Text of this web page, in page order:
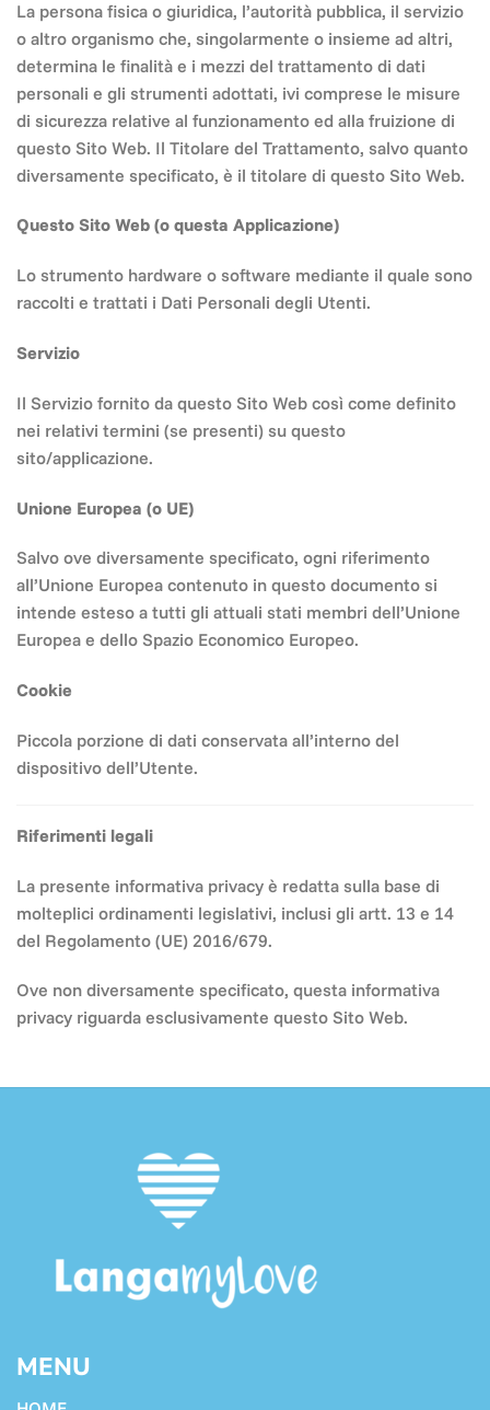
La persona fisica o giuridica, l’autorità pubblica, il servizio
o altro organismo che, singolarmente o insieme ad altri,
determina le finalità e i mezzi del trattamento di dati
personali e gli strumenti adottati, ivi comprese le misure
di sicurezza relative al funzionamento ed alla fruizione di
questo Sito Web. Il Titolare del Trattamento, salvo quanto
diversamente specificato, è il titolare di questo Sito Web.
Questo Sito Web (o questa Applicazione)
Lo strumento hardware o software mediante il quale sono
raccolti e trattati i Dati Personali degli Utenti.
Servizio
Il Servizio fornito da questo Sito Web così come definito
nei relativi termini (se presenti) su questo
sito/applicazione.
Unione Europea (o UE)
Salvo ove diversamente specificato, ogni riferimento
all’Unione Europea contenuto in questo documento si
intende esteso a tutti gli attuali stati membri dell’Unione
Europea e dello Spazio Economico Europeo.
Cookie
Piccola porzione di dati conservata all’interno del
dispositivo dell’Utente.
Riferimenti legali
La presente informativa privacy è redatta sulla base di
molteplici ordinamenti legislativi, inclusi gli artt. 13 e 14
del Regolamento (UE) 2016/679.
Ove non diversamente specificato, questa informativa
privacy riguarda esclusivamente questo Sito Web.
MENU